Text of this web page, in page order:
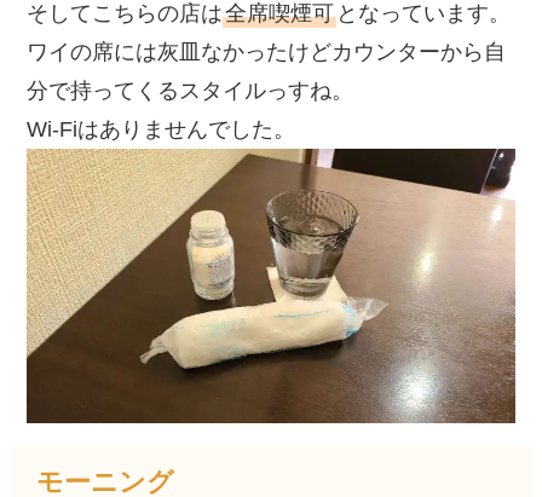
そしてこちらの店は全席喫煙可 となっています。
ワイの席には灰皿なかったけどカウンターから自
分で持ってくるスタイルっすね。
Wi-Fiはありませんでした。
モーニング